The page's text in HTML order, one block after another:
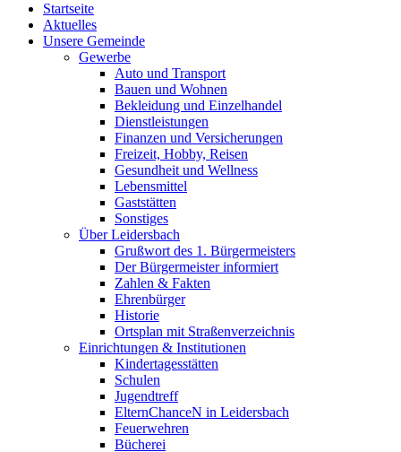
Startseite
Aktuelles
Unsere Gemeinde
Gewerbe
Auto und Transport
Bauen und Wohnen
Bekleidung und Einzelhandel
Dienstleistungen
Finanzen und Versicherungen
Freizeit, Hobby, Reisen
Gesundheit und Wellness
Lebensmittel
Gaststätten
Sonstiges
Über Leidersbach
Grußwort des 1. Bürgermeisters
Der Bürgermeister informiert
Zahlen & Fakten
Ehrenbürger
Historie
Ortsplan mit Straßenverzeichnis
Einrichtungen & Institutionen
Kindertagesstätten
Schulen
Jugendtreff
ElternChanceN in Leidersbach
Feuerwehren
Bücherei